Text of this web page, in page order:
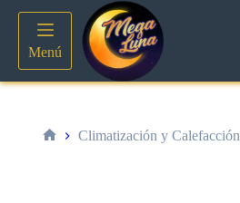
contenido
Menú
Climatización y Calefacción